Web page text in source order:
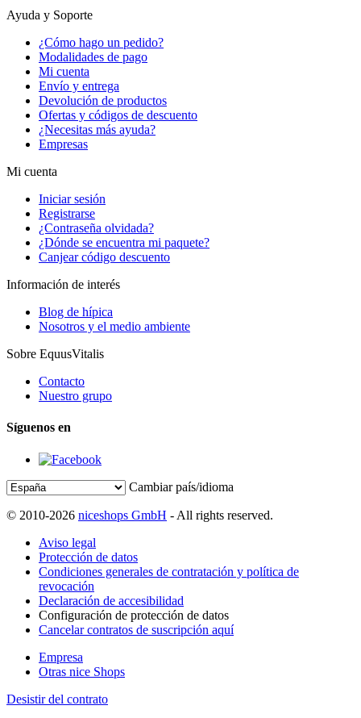
Ayuda y Soporte
¿Cómo hago un pedido?
Modalidades de pago
Mi cuenta
Envío y entrega
Devolución de productos
Ofertas y códigos de descuento
¿Necesitas más ayuda?
Empresas
Mi cuenta
Iniciar sesión
Registrarse
¿Contraseña olvidada?
¿Dónde se encuentra mi paquete?
Canjear código descuento
Información de interés
Blog de hípica
Nosotros y el medio ambiente
Sobre EquusVitalis
Contacto
Nuestro grupo
Síguenos en
Cambiar país/idioma
© 2010-2026 niceshops GmbH - All rights reserved.
Aviso legal
Protección de datos
Condiciones generales de contratación y política de
revocación
Declaración de accesibilidad
Configuración de protección de datos
Cancelar contratos de suscripción aquí
Empresa
Otras nice Shops
Desistir del contrato